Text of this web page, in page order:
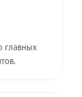
главных